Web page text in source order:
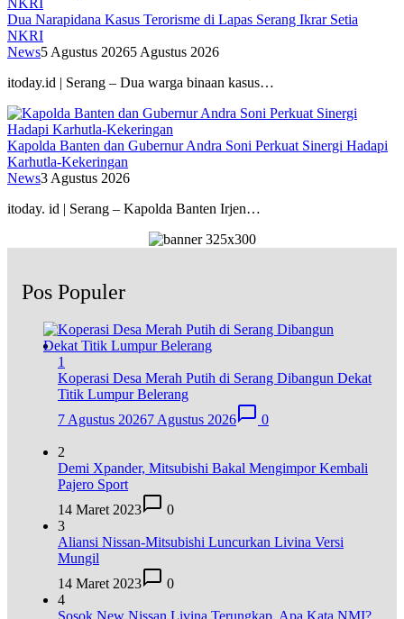
Dua Narapidana Kasus Terorisme di Lapas Serang Ikrar Setia
NKRI
News5 Agustus 20265 Agustus 2026
itoday.id | Serang – Dua warga binaan kasus…
Kapolda Banten dan Gubernur Andra Soni Perkuat Sinergi Hadapi
Karhutla-Kekeringan
News3 Agustus 2026
itoday. id | Serang – Kapolda Banten Irjen…
Pos Populer
1
Koperasi Desa Merah Putih di Serang Dibangun Dekat
Titik Lumpur Belerang
7 Agustus 20267 Agustus 2026 0
2
Demi Xpander, Mitsubishi Bakal Mengimpor Kembali
Pajero Sport
14 Maret 2023
0
3
Aliansi Nissan-Mitsubishi Luncurkan Livina Versi
Mungil
14 Maret 2023
0
4